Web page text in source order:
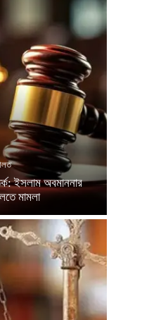
ইসলাম অবমাননার
মামলা